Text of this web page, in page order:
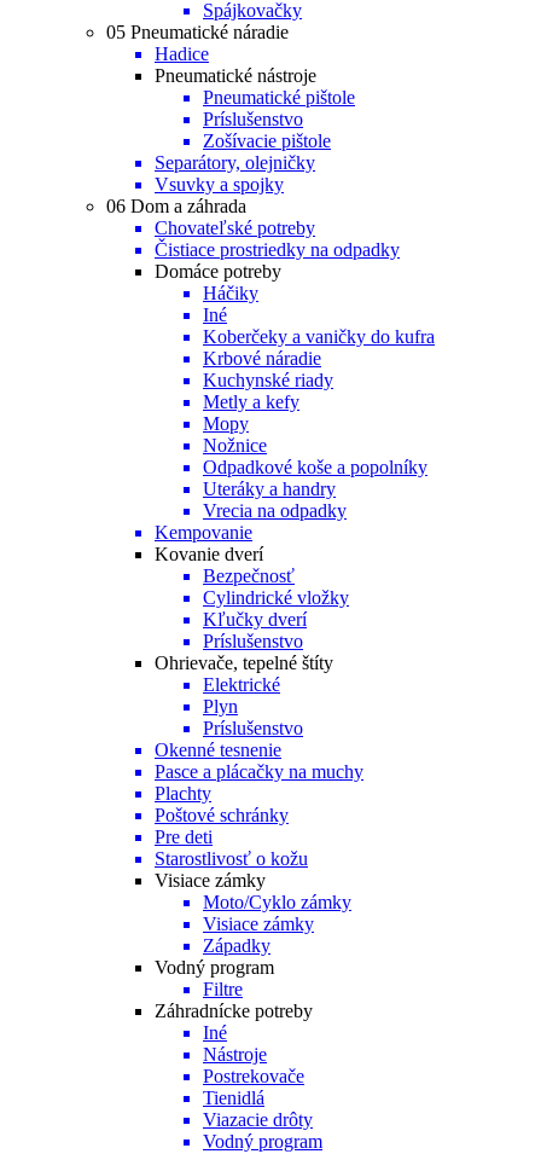
Spájkovačky
05 Pneumatické náradie
Hadice
Pneumatické nástroje
Pneumatické pištole
Príslušenstvo
Zošívacie pištole
Separátory, olejničky
Vsuvky a spojky
06 Dom a záhrada
Chovateľské potreby
Čistiace prostriedky na odpadky
Domáce potreby
Háčiky
Iné
Koberčeky a vaničky do kufra
Krbové náradie
Kuchynské riady
Metly a kefy
Mopy
Nožnice
Odpadkové koše a popolníky
Uteráky a handry
Vrecia na odpadky
Kempovanie
Kovanie dverí
Bezpečnosť
Cylindrické vložky
Kľučky dverí
Príslušenstvo
Ohrievače, tepelné štíty
Elektrické
Plyn
Príslušenstvo
Okenné tesnenie
Pasce a plácačky na muchy
Plachty
Poštové schránky
Pre deti
Starostlivosť o kožu
Visiace zámky
Moto/Cyklo zámky
Visiace zámky
Západky
Vodný program
Filtre
Záhradnícke potreby
Iné
Nástroje
Postrekovače
Tienidlá
Viazacie drôty
Vodný program